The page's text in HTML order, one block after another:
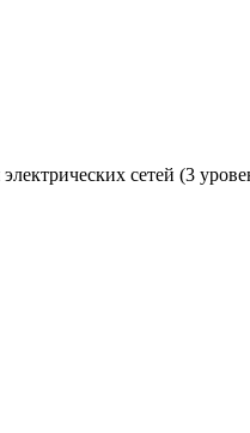
сетей (3